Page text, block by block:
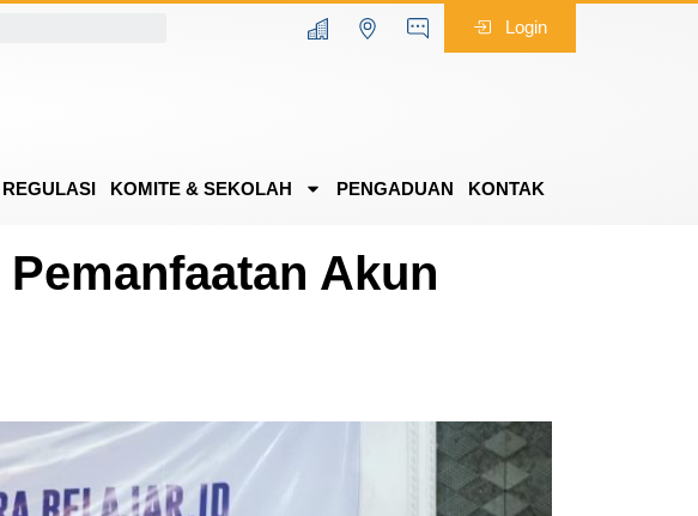
Login
REGULASI KOMITE & SEKOLAH PENGADUAN KONTAK
Akun